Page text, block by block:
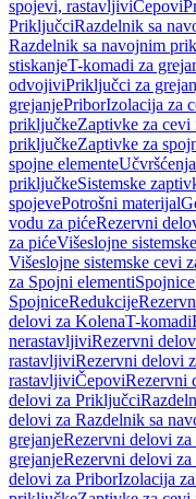
spojevi, rastavljiviČepovi
PriključciRazdelnik sa
Razdelnik sa navojnim
stiskanjeT-komadi za
odvojiviPriključci za
grejanjePriborIzolacija za
priključkeZaptivke za cevi
priključkeZaptivke za
spojne elemente
priključkeSistemske
spojevePotrošni materijal
vodu za pićeRezervni
za pićeVišeslojne
Višeslojne sistemske cevi
za Spojni elementiSpojnice
SpojniceRedukcije
delovi za KolenaT-komadi
nerastavljiviRezervni
rastavljiviRezervni delovi
rastavljiviČepoviRezervni
delovi za Priključci
delovi za Razdelnik sa
grejanjeRezervni delovi
grejanjeRezervni delovi
delovi za PriborIzolacija